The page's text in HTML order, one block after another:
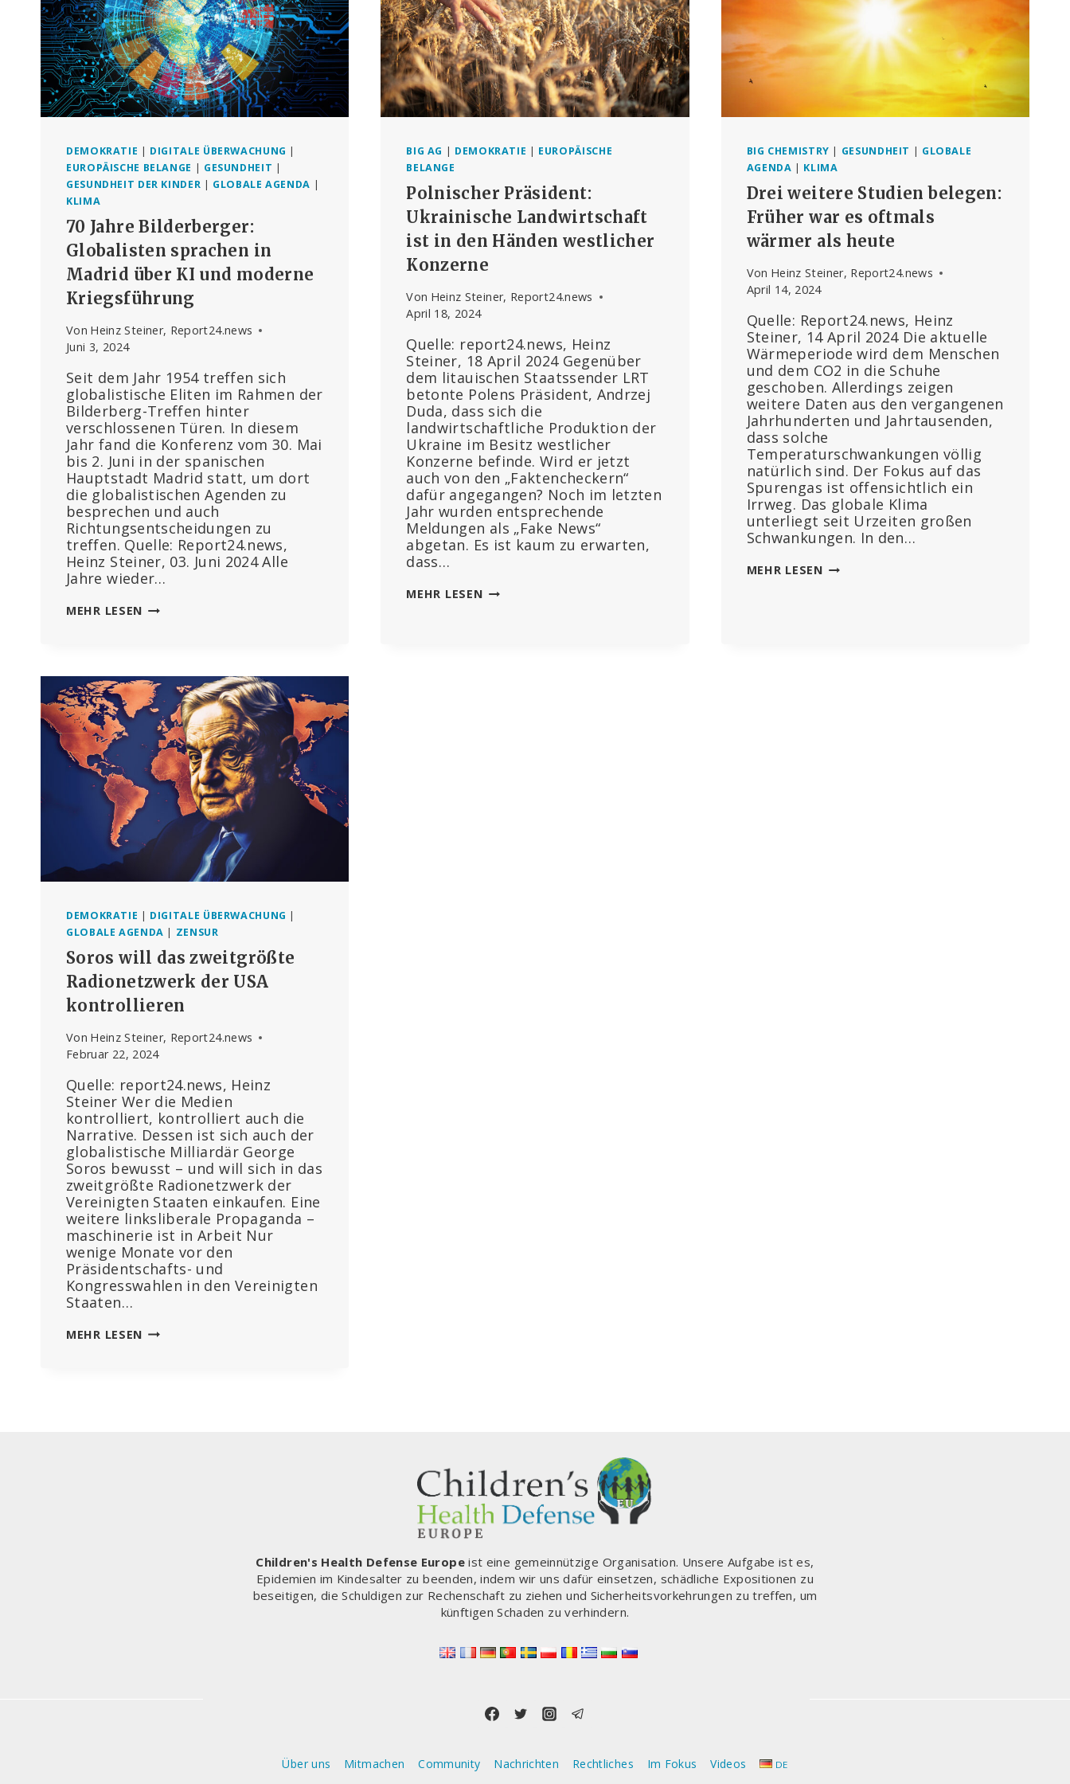
DEMOKRATIE | DIGITALE ÜBERWACHUNG |
EUROPÄISCHE BELANGE | GESUNDHEIT |
GESUNDHEIT DER KINDER | GLOBALE AGENDA |
KLIMA
70 Jahre Bilderberger:
Globalisten sprachen in
Madrid über KI und moderne
Kriegsführung
Von Heinz Steiner, Report24.news
Juni 3, 2024
Seit dem Jahr 1954 treffen sich
globalistische Eliten im Rahmen der
Bilderberg-Treffen hinter
verschlossenen Türen. In diesem
Jahr fand die Konferenz vom 30. Mai
bis 2. Juni in der spanischen
Hauptstadt Madrid statt, um dort
die globalistischen Agenden zu
besprechen und auch
Richtungsentscheidungen zu
treffen. Quelle: Report24.news,
Heinz Steiner, 03. Juni 2024 Alle
Jahre wieder…
MEHR LESEN 70
SPRACHEN
IN
MADRID
ÜBER
KI
UND
MODERNE
KRIEGSFÜHRUNG
BIG AG | DEMOKRATIE | EUROPÄISCHE
BELANGE
Polnischer Präsident:
Ukrainische Landwirtschaft
ist in den Händen westlicher
Konzerne
Von Heinz Steiner, Report24.news
April 18, 2024
Quelle: report24.news, Heinz
Steiner, 18 April 2024 Gegenüber
dem litauischen Staatssender LRT
betonte Polens Präsident, Andrzej
Duda, dass sich die
landwirtschaftliche Produktion der
Ukraine im Besitz westlicher
Konzerne befinde. Wird er jetzt
auch von den „Faktencheckern“
dafür angegangen? Noch im letzten
Jahr wurden entsprechende
Meldungen als „Fake News“
abgetan. Es ist kaum zu erwarten,
dass…
MEHR LESENPOLNISCHER
BIG CHEMISTRY | GESUNDHEIT | GLOBALE
AGENDA | KLIMA
Drei weitere Studien belegen:
Früher war es oftmals
wärmer als heute
Von Heinz Steiner, Report24.news
April 14, 2024
Quelle: Report24.news, Heinz
Steiner, 14 April 2024 Die aktuelle
Wärmeperiode wird dem Menschen
und dem CO2 in die Schuhe
geschoben. Allerdings zeigen
weitere Daten aus den vergangenen
Jahrhunderten und Jahrtausenden,
dass solche
Temperaturschwankungen völlig
natürlich sind. Der Fokus auf das
Spurengas ist offensichtlich ein
Irrweg. Das globale Klima
unterliegt seit Urzeiten großen
Schwankungen. In den…
MEHR LESENDREI
DEMOKRATIE | DIGITALE ÜBERWACHUNG |
GLOBALE AGENDA | ZENSUR
Soros will das zweitgrößte
Radionetzwerk der USA
kontrollieren
Von Heinz Steiner, Report24.news
Februar 22, 2024
Quelle: report24.news, Heinz
Steiner Wer die Medien
kontrolliert, kontrolliert auch die
Narrative. Dessen ist sich auch der
globalistische Milliardär George
Soros bewusst – und will sich in das
zweitgrößte Radionetzwerk der
Vereinigten Staaten einkaufen. Eine
weitere linksliberale Propaganda –
maschinerie ist in Arbeit Nur
wenige Monate vor den
Präsidentschafts- und
Kongresswahlen in den Vereinigten
Staaten…
MEHR LESEN SOROS
Children's Health Defense Europeist eine gemeinnützige Organisation. Unsere Aufgabe ist es,
Epidemien im Kindesalter zu beenden, indem wir uns dafür einsetzen, schädliche Expositionen zu
beseitigen, die Schuldigen zur Rechenschaft zu ziehen und Sicherheitsvorkehrungen zu treffen, um
künftigen Schaden zu verhindern.
Über uns Mitmachen Community Nachrichten Rechtliches Im Fokus Videos DE